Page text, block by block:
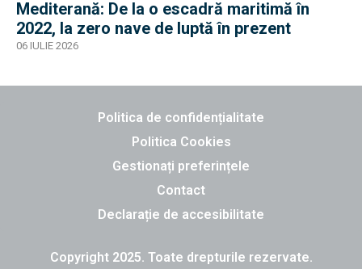
Mediterană: De la o escadră maritimă în
2022, la zero nave de luptă în prezent
06 IULIE 2026
Politica de confidențialitate
Politica Cookies
Gestionați preferințele
Contact
Declarație de accesibilitate
Copyright 2025. Toate drepturile rezervate.